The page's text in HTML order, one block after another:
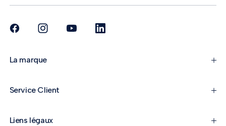
La marque
Service Client
Liens légaux